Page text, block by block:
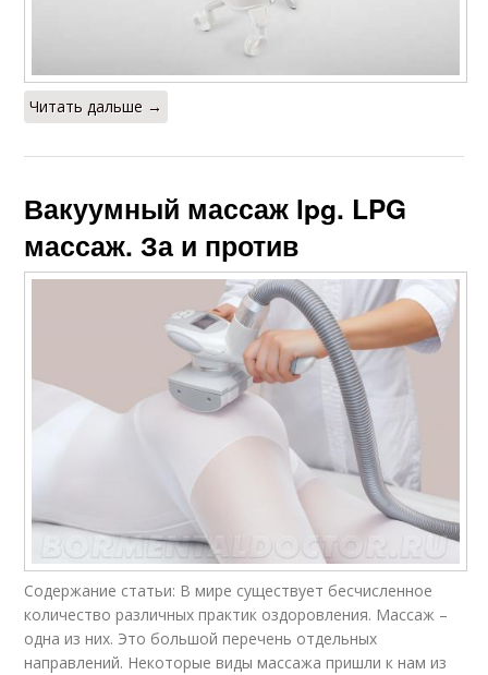
Читать дальше →
Вакуумный массаж lpg. LPG
массаж. За и против
Содержание статьи: В мире существует бесчисленное
количество различных практик оздоровления. Массаж –
одна из них. Это большой перечень отдельных
направлений. Некоторые виды массажа пришли к нам из